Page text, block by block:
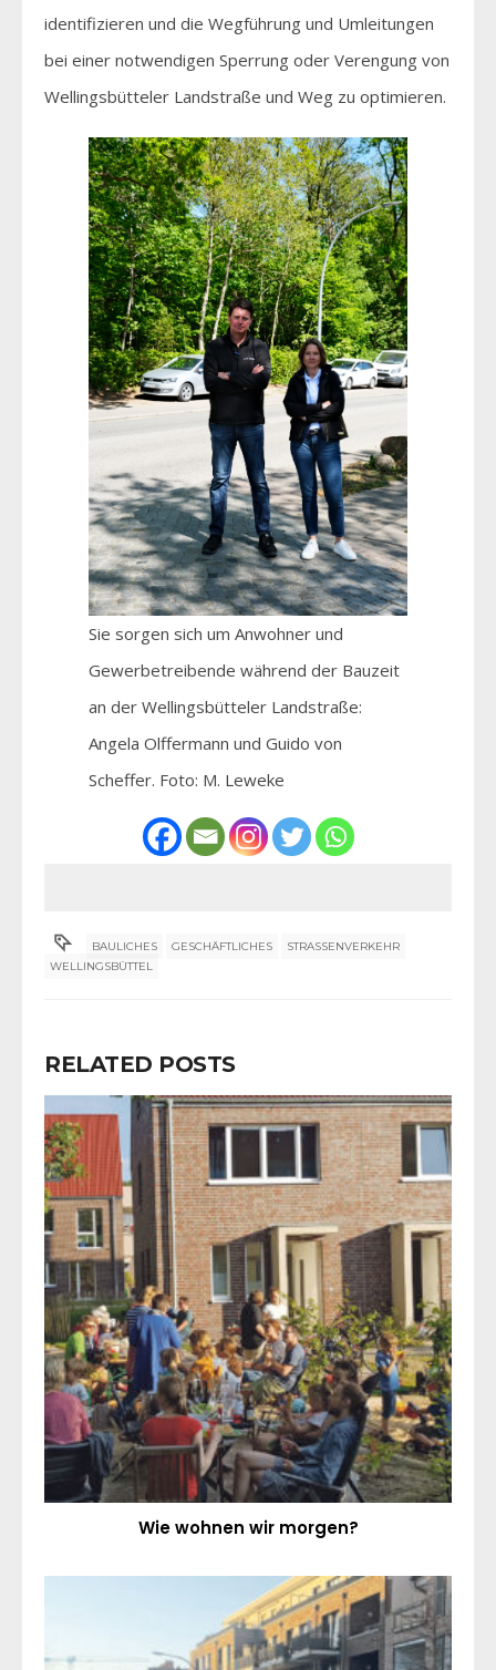
identifizieren und die Wegführung und Umleitungen
bei einer notwendigen Sperrung oder Verengung von
Wellingsbütteler Landstraße und Weg zu optimieren.
Sie sorgen sich um Anwohner und
Gewerbetreibende während der Bauzeit
an der Wellingsbütteler Landstraße:
Angela Olffermann und Guido von
Scheffer. Foto: M. Leweke
BAULICHES GESCHÄFTLICHES
STRASSENVERKEHR
WELLINGSBÜTTEL
RELATED POSTS
Wie wohnen wir morgen?